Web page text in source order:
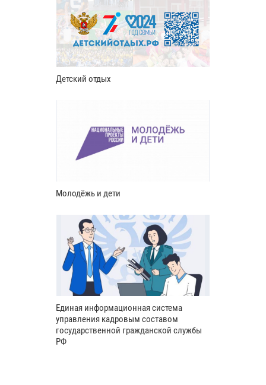
Детский отдых
Молодёжь и дети
Единая информационная система
управления кадровым составом
государственной гражданской службы
РФ